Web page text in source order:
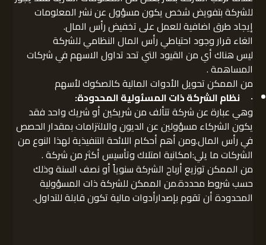
للشركة بتفويض شخص يكون مسؤول عن نشر المعلومات
إيجاد طرق اضافية للعمل على تخفيض رأس المال.
الغاء قرار وجود احتياطي رأس المال النظامي للشركة
ليس هناك أي من القيود التي تحد تداول الاسهم في شركات
المساهمة .
من الممكن تحويل الأدوات المالية كالصكوك لأسهم
· نظام الشركة ذات المسئولية المحدودة:
وهي عبارة عن شركة تتألف من شريكين أو شريك واحد فقد
يكون الشركاء مسؤولين عن الديون والالتزامات بمقدار الحصص
في رأس المال.ومن أهم أحكام اللائحة التنفيذية لهذا النوع من
الشركات ما يلي:امكانية امتلاك وتأسيس أكثر من شركة .
من الممكن توزيع أرباح الشركة سنوياً أو نصف السنة وذلك
حسب شروط محددة.من الممكن للشركة ذات المسؤولية
المحدودة أن تقوم بإصدارأدوات مالية تكون قابلة للتداول.